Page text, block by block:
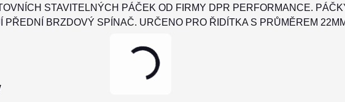
STAVITELNÝCH PÁČEK OD FIRMY DPR PERFORMANCE.
PŘEDNÍ BRZDOVÝ SPÍNAČ. URČENO PRO ŘIDÍTKA S PRŮMĚREM